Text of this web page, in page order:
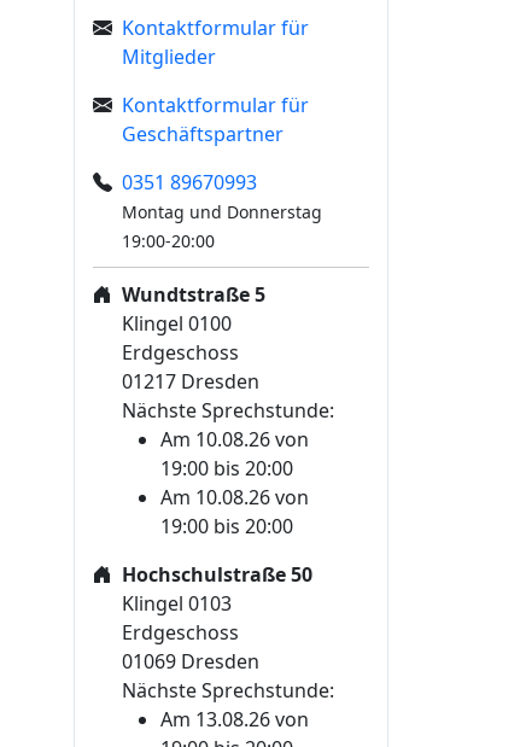
Kontaktformular für
Mitglieder
Kontaktformular für
Geschäftspartner
0351 89670993
Montag und Donnerstag
19:00-20:00
Wundtstraße 5
Klingel 0100
Erdgeschoss
01217 Dresden
Nächste Sprechstunde:
Am 10.08.26 von
19:00 bis 20:00
Am 10.08.26 von
19:00 bis 20:00
Hochschulstraße 50
Klingel 0103
Erdgeschoss
01069 Dresden
Nächste Sprechstunde:
Am 13.08.26 von